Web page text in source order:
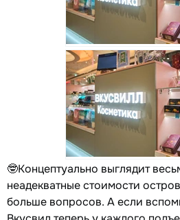
🤓Концептуально выглядит
неадекватные стоимости
больше вопросов. А если